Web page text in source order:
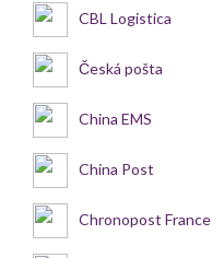
CBL Logistica
Česká pošta
China EMS
China Post
Chronopost France